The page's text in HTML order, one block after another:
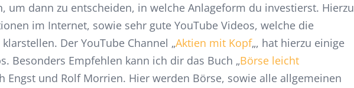
um dann zu entscheiden, in welche Anlageform du investierst. Hierzu
im Internet, sowie sehr gute YouTube Videos, welche die
Der YouTube Channel „Aktien mit Kopf„, hat hierzu einige
Besonders Empfehlen kann ich dir das Buch „Börse leicht
Engst und Rolf Morrien. Hier werden Börse, sowie alle allgemeinen